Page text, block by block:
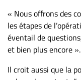
« Nous offrons des
les étapes de
éventail de
et bien plus encore ».
Il croit aussi que la